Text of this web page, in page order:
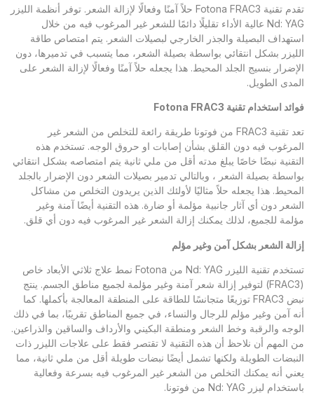
تقدم تقنية Fotona FRAC3 حلاً آمنًا وفعالًا لإزالة الشعر. توفر أنظمة الليزر
Nd: YAG عالية الأداء تقليلًا دائمًا للشعر غير المرغوب فيه من خلال
استهداف البصيلة والجذر الخارجي لبصيلات الشعر. يتم امتصاص طاقة
الليزر بشكل انتقائي بواسطة بصيلة الشعر، مما يتسبب في تدميرها، دون
الإضرار بنسيج الجلد المحيط. هذا يجعله حلاً آمنًا وفعالًا لإزالة الشعر على
المدى الطويل.
فوائد استخدام تقنية
تعد تقنية FRAC3 من فوتونا طريقة رائعة للتخلص من الشعر غير
المرغوب فيه دون القلق بشأن إصابات او حروق الوجه. تستخدم هذه
التقنية نبضًا خاصًا يبلغ مدته أقل من ملي ثانية يتم امتصاصه بشكل انتقائي
بواسطة بصيلة الشعر ، وبالتالي تدمير بصيلات الشعر دون الإضرار بالجلد
المحيط. هذا يجعله حلاً مثاليًا لأولئك الذين يريدون التخلص من مشاكل
الشعر دون أي آثار جانبية مؤلمة أو ضارة. هذه التقنية أيضًا آمنة وغير
مؤلمة للجميع، لذلك يمكنك إزالة الشعر غير المرغوب فيه دون أي قلق.
إزالة الشعر بشكل آمن وغير مؤلم
تستخدم تقنية الليزر Nd: YAG من Fotona نمط علاج ثلاثي الأبعاد خاص
(FRAC3) لتوفير إزالة شعر آمنة وغير مؤلمة لجميع مناطق الجسم. ينتج
نبض FRAC3 توزيعًا متجانسًا للطاقة على المنطقة المعالجة بأكملها. كما
أنه آمن وغير مؤلم للرجال والنساء، في جميع المناطق تقريبًا، بما في ذلك
الوجه والرقبة وخط الشعر ومنطقة البكيني والأرداف والساقين والذراعين.
من المهم أن نلاحظ أن هذه التقنية لا تقتصر فقط على علاجات الليزر ذات
النبضات الطويلة ولكنها تشمل أيضًا نبضات طويلة أقل من ملي ثانية، مما
يعني أنه يمكنك التخلص من الشعر غير المرغوب فيه بسرعة وفعالية
باستخدام ليزر Nd: YAG من فوتونا.